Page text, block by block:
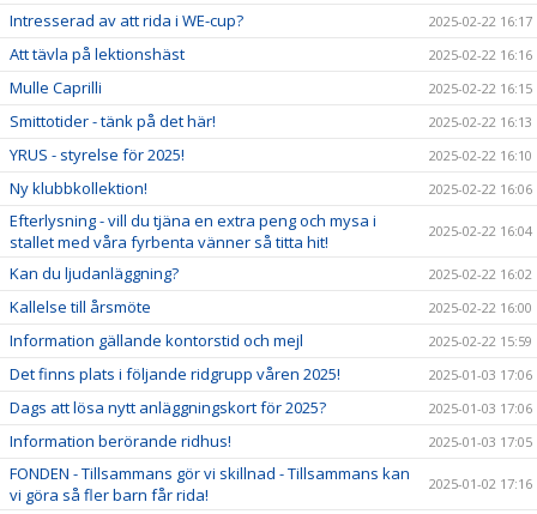
Intresserad av att rida i WE-cup? 2025-02-22 16:17
Att tävla på lektionshäst 2025-02-22 16:16
Mulle Caprilli 2025-02-22 16:15
Smittotider - tänk på det här! 2025-02-22 16:13
YRUS - styrelse för 2025! 2025-02-22 16:10
Ny klubbkollektion! 2025-02-22 16:06
Efterlysning - vill du tjäna en extra peng och mysa i
stallet med våra fyrbenta vänner så titta hit!
2025-02-22 16:04
Kan du ljudanläggning? 2025-02-22 16:02
Kallelse till årsmöte 2025-02-22 16:00
Information gällande kontorstid och mejl 2025-02-22 15:59
Det finns plats i följande ridgrupp våren 2025! 2025-01-03 17:06
Dags att lösa nytt anläggningskort för 2025? 2025-01-03 17:06
Information berörande ridhus! 2025-01-03 17:05
FONDEN - Tillsammans gör vi skillnad - Tillsammans kan
vi göra så fler barn får rida!
2025-01-02 17:16